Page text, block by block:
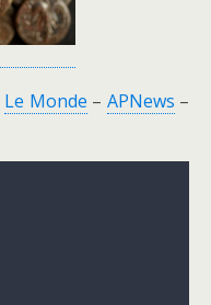
Le Monde – APNews –